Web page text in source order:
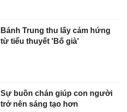
Bánh Trung thu lấy cảm hứng
từ tiểu thuyết 'Bố già'
Sự buồn chán giúp con người
trở nên sáng tạo hơn